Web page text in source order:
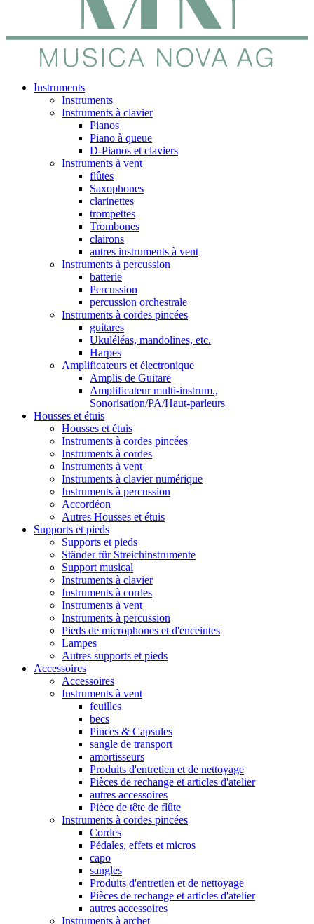
Instruments
Instruments
Instruments à clavier
Pianos
Piano à queue
D-Pianos et claviers
Instruments à vent
flûtes
Saxophones
clarinettes
trompettes
Trombones
clairons
autres instruments à vent
Instruments à percussion
batterie
Percussion
percussion orchestrale
Instruments à cordes pincées
guitares
Ukuléléas, mandolines, etc.
Harpes
Amplificateurs et électronique
Amplis de Guitare
Amplificateur multi-instrum.,
Sonorisation/PA/Haut-parleurs
Housses et étuis
Housses et étuis
Instruments à cordes pincées
Instruments à cordes
Instruments à vent
Instruments à clavier numérique
Instruments à percussion
Accordéon
Autres Housses et étuis
Supports et pieds
Supports et pieds
Ständer für Streichinstrumente
Support musical
Instruments à clavier
Instruments à cordes
Instruments à vent
Instruments à percussion
Pieds de microphones et d'enceintes
Lampes
Autres supports et pieds
Accessoires
Accessoires
Instruments à vent
feuilles
becs
Pinces & Capsules
sangle de transport
amortisseurs
Produits d'entretien et de nettoyage
Pièces de rechange et articles d'atelier
autres accessoires
Pièce de tête de flûte
Instruments à cordes pincées
Cordes
Pédales, effets et micros
capo
sangles
Produits d'entretien et de nettoyage
Pièces de rechange et articles d'atelier
autres accessoires
Instruments à archet